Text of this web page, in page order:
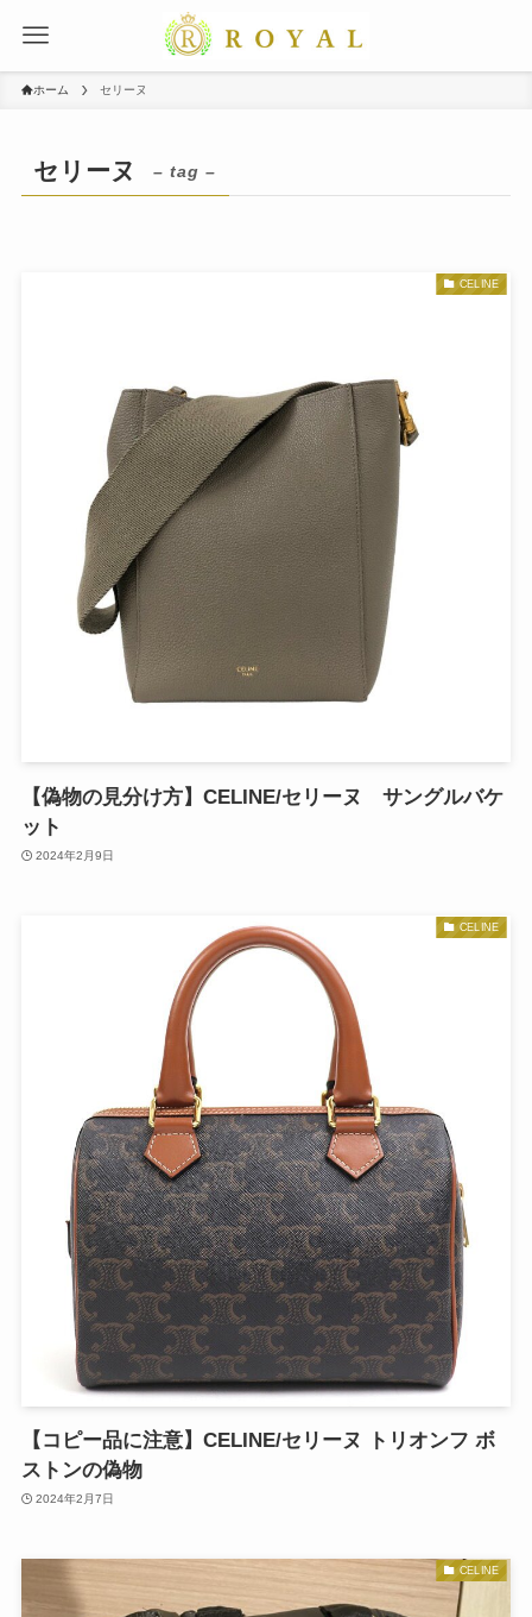
ホーム セリーヌ
セリーヌ – tag –
CELINE
【偽物の見分け方】CELINE/セリーヌ サングルバケ
ット
2024年2月9日
CELINE
【コピー品に注意】CELINE/セリーヌ トリオンフ ボ
ストンの偽物
2024年2月7日
CELINE